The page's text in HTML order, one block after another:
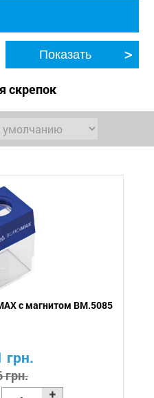
скрепок
с магнитом BM.5085
грн.
грн.